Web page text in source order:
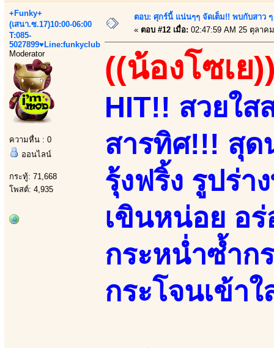
+Funky+
(เสนา.ซ.17)10:00-06:00
T:085-
5027899♥Line:funkyclub
Moderator
ความหื่น : 0
ออนไลน์
กระทู้: 71,668
โพสต์: 4,935
ตอบ: ศุกร์นี้ แน่นๆๆ จัดเต็ม!! พบกับสาว
« ตอบ #12 เมื่อ: 02:47:59 AM 25 ตุลาค
((น้องโซเย
HIT!! สวยใ
สารทิศ!!! สุด
รุ้งฟริ้ง รูปร่
เขินหน่อย อ
กระหน่ำซ้ำก
กระโจนเข้าใ